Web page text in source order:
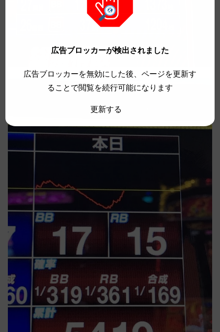
広告ブロッカーが検出されました
広告ブロッカーを無効にした後、ページを更新す
ることで閲覧を続行可能になります
更新する